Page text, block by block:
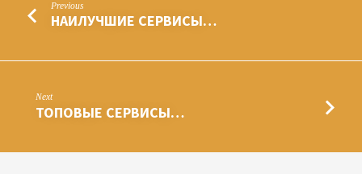
Previous
НАИЛУЧШИЕ СЕРВИСЫ…
Next
ТОПОВЫЕ СЕРВИСЫ…